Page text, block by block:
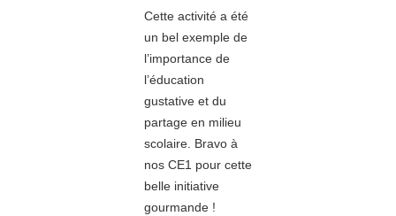
Cette activité a été
un bel exemple de
l’importance de
l’éducation
gustative et du
partage en milieu
scolaire. Bravo à
nos CE1 pour cette
belle initiative
gourmande !